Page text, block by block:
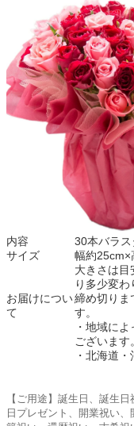
内容
30本バラ
サイズ
幅約25cm×
大きさは目
り多少変わ
お届けについ
て
締め切りま
す。
・地域に
ございます。
・北海道
【ご用途】誕生日、誕生
日プレゼント、開業祝い